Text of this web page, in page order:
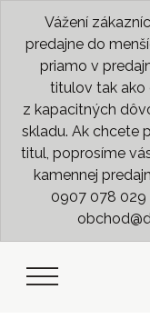
Vážení
predajne do
priamo v
titulov tak ako
z kapacitných
skladu. Ak chcete
titul, poprosíme
kamennej
0907 078 029